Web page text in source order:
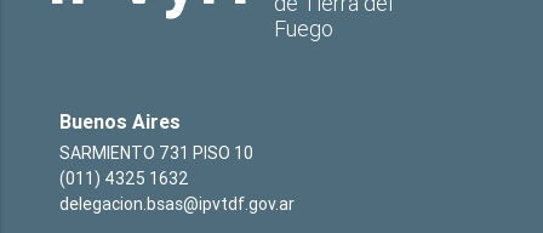
Fuego
Buenos Aires
SARMIENTO 731 PISO 10
(011) 4325 1632
delegacion.bsas@ipvtdf.gov.ar